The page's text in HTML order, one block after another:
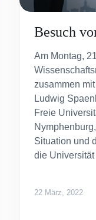
Besuch
Am Montag,
zusammen
Ludwig
Freie
Situation und
die
22 März, 2022